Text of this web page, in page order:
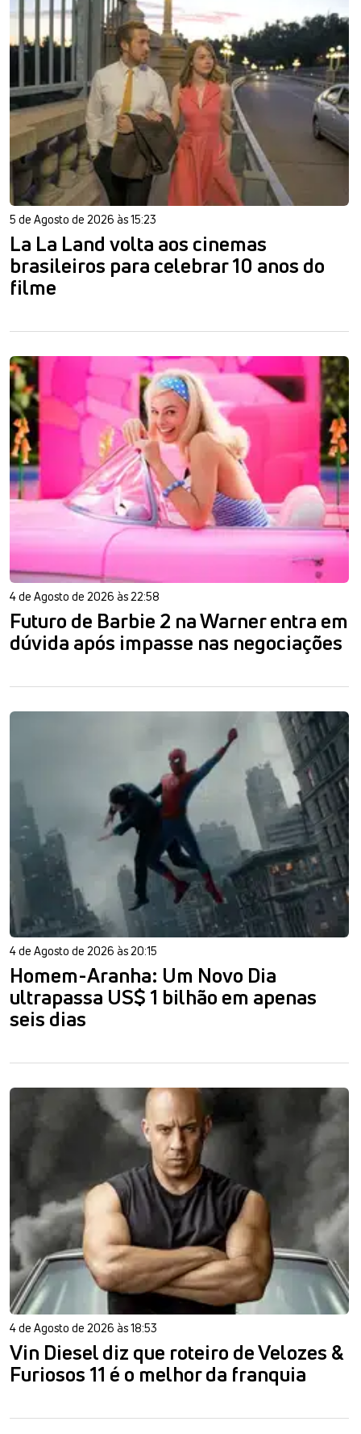
5 de Agosto de 2026 às 15:23
La La Land volta aos cinemas
brasileiros para celebrar 10 anos do
filme
4 de Agosto de 2026 às 22:58
Futuro de Barbie 2 na Warner entra em
dúvida após impasse nas negociações
4 de Agosto de 2026 às 20:15
Homem-Aranha: Um Novo Dia
ultrapassa US$ 1 bilhão em apenas
seis dias
4 de Agosto de 2026 às 18:53
Vin Diesel diz que roteiro de Velozes &
Furiosos 11 é o melhor da franquia